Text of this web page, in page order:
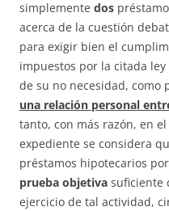
simplemente dos
acerca de la cuestión
para exigir bien el
impuestos por la citada
de su no necesidad, como
una relación personal
tanto, con más razón, en
expediente se considera
préstamos hipotecarios
prueba objetiva suficiente
ejercicio de tal actividad,